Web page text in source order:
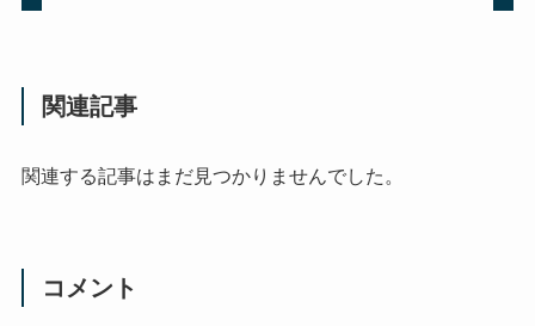
関連記事
関連する記事はまだ見つかりませんでした。
コメント